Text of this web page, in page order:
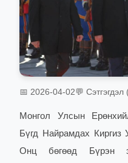
📅 2026-04-02💬 Сэтгэгдэл
Монгол Улсын
Бүгд Найрамдах Киргиз
Онц бөгөөд Бүрэн